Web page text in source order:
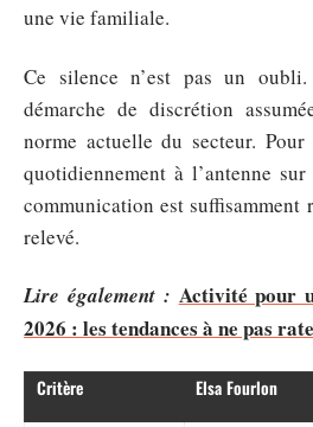
une vie familiale.
Ce silence n’est pas un
démarche de discrétion
norme actuelle du secteur.
quotidiennement à l’antenne
communication est suffisamment
relevé.
Lire également : Activité pour
2026 : les tendances à ne pas
Critère Elsa Fourlon